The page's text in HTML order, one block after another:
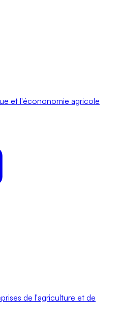
et l'écononomie agricole
de l'agriculture et de